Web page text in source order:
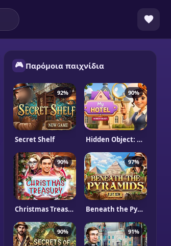
🎮 Παρόμοια παιχνίδια
92%
Secret Shelf
90%
Hidden Object: My Hotel
90%
Christmas Treasury
97%
Beneath the Pyramids
90% 91%